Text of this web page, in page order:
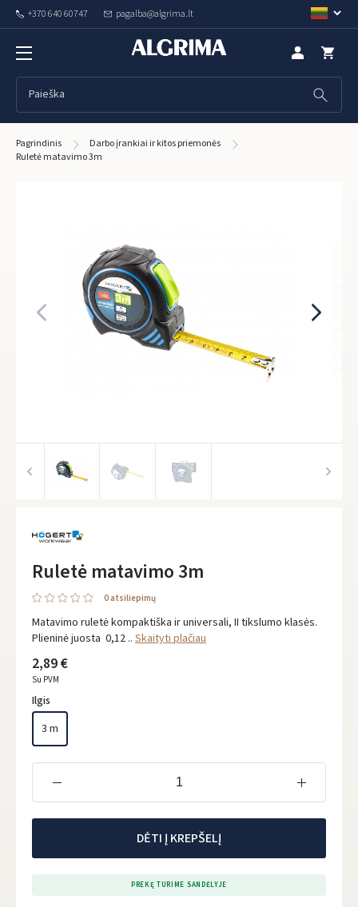
+370 640 60747 pagalba@algrima.lt
Pagrindinis
Darbo įrankiai ir kitos priemonės
Ruletė matavimo 3m
Ruletė matavimo 3m
0 atsiliepimų
Matavimo ruletė kompaktiška ir universali, II tikslumo klasės.
Plieninė juosta 0,12 .. Skaityti plačiau
2,89 €
Su PVM
Ilgis
3 m
DĖTI Į KREPŠELĮ
PREKĘ TURIME SANDĖLYJE